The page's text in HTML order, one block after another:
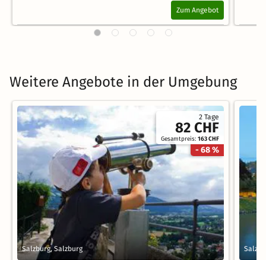
Zum Angebot
Weitere Angebote in der Umgebung
2 Tage
82 CHF
Gesamtpreis:163 CHF
- 68 %
Salzburg, Salzburg